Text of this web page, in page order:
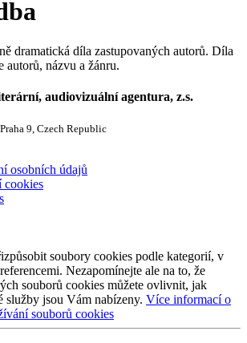
dramatická díla zastupovaných autorů. Díla
autorů, názvu a žánru.
audiovizuální agentura, z.s.
9, Czech Republic
osobních údajů
cookies
soubory cookies podle kategorií, v
Nezapomínejte ale na to, že
souborů cookies můžete ovlivnit, jak
služby jsou Vám nabízeny. Více informací o
souborů cookies